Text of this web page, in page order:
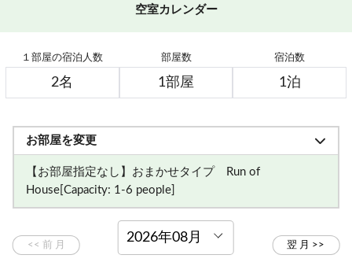
ンゴの薪
こだわりアロマを使ったセルフロウリュや、特製水風
サウナ好きの親方がこだわったサウナです。
◎プラン内容◎
・1泊2食付き
・サウナは1回90分利用（スタートしたい時間をお知ら
せください）
空室カレンダー
１部屋の宿泊人数 部屋数 宿泊数
お部屋を変更
【お部屋指定なし】おまかせタイプ Run of
House[Capacity: 1-6 people]